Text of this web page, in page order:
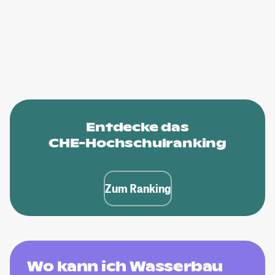
Entdecke das
CHE-Hochschulranking
Zum Ranking
Wo kann ich Wasserbau